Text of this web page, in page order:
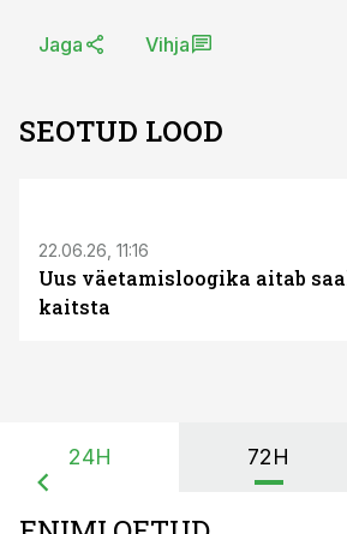
Jaga Vihja
SEOTUD LOOD
22.06.26, 11:16
Uus väetamisloogika aitab
kaitsta
24H 72H